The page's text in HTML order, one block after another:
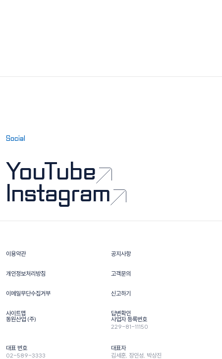
Social
YouTube
Instagram
이용약관 공지사항
개인정보처리방침 고객문의
이메일무단수집거부 신고하기
사이트맵
답변확인
동원산업 (주)
사업자 등록번호
229-81-11150
대표 번호
02-589-3333
대표자
김세훈, 장인성, 박상진